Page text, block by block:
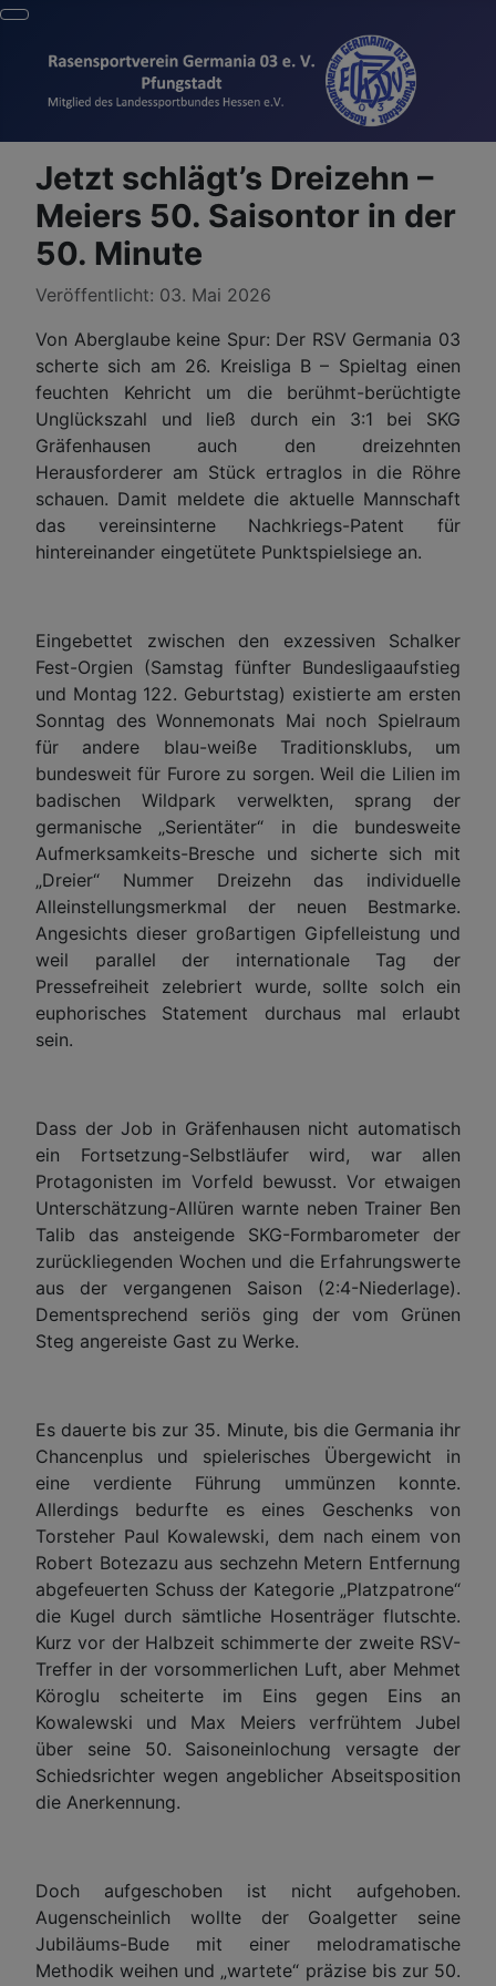
Jetzt schlägt’s Dreizehn –
Meiers 50. Saisontor in der
50. Minute
Details
Veröffentlicht: 03. Mai 2026
Von Aberglaube keine Spur: Der RSV Germania 03
scherte sich am 26. Kreisliga B – Spieltag einen
feuchten Kehricht um die berühmt-berüchtigte
Unglückszahl und ließ durch ein 3:1 bei SKG
Gräfenhausen auch den dreizehnten
Herausforderer am Stück ertraglos in die Röhre
schauen. Damit meldete die aktuelle Mannschaft
das vereinsinterne Nachkriegs-Patent für
hintereinander eingetütete Punktspielsiege an.
Eingebettet zwischen den exzessiven Schalker
Fest-Orgien (Samstag fünfter Bundesligaaufstieg
und Montag 122. Geburtstag) existierte am ersten
Sonntag des Wonnemonats Mai noch Spielraum
für andere blau-weiße Traditionsklubs, um
bundesweit für Furore zu sorgen. Weil die Lilien im
badischen Wildpark verwelkten, sprang der
germanische „Serientäter“ in die bundesweite
Aufmerksamkeits-Bresche und sicherte sich mit
„Dreier“ Nummer Dreizehn das individuelle
Alleinstellungsmerkmal der neuen Bestmarke.
Angesichts dieser großartigen Gipfelleistung und
weil parallel der internationale Tag der
Pressefreiheit zelebriert wurde, sollte solch ein
euphorisches Statement durchaus mal erlaubt
sein.
Dass der Job in Gräfenhausen nicht automatisch
ein Fortsetzung-Selbstläufer wird, war allen
Protagonisten im Vorfeld bewusst. Vor etwaigen
Unterschätzung-Allüren warnte neben Trainer Ben
Talib das ansteigende SKG-Formbarometer der
zurückliegenden Wochen und die Erfahrungswerte
aus der vergangenen Saison (2:4-Niederlage).
Dementsprechend seriös ging der vom Grünen
Steg angereiste Gast zu Werke.
Es dauerte bis zur 35. Minute, bis die Germania ihr
Chancenplus und spielerisches Übergewicht in
eine verdiente Führung ummünzen konnte.
Allerdings bedurfte es eines Geschenks von
Torsteher Paul Kowalewski, dem nach einem von
Robert Botezazu aus sechzehn Metern Entfernung
abgefeuerten Schuss der Kategorie „Platzpatrone“
die Kugel durch sämtliche Hosenträger flutschte.
Kurz vor der Halbzeit schimmerte der zweite RSV-
Treffer in der vorsommerlichen Luft, aber Mehmet
Köroglu scheiterte im Eins gegen Eins an
Kowalewski und Max Meiers verfrühtem Jubel
über seine 50. Saisoneinlochung versagte der
Schiedsrichter wegen angeblicher Abseitsposition
die Anerkennung.
Doch aufgeschoben ist nicht aufgehoben.
Augenscheinlich wollte der Goalgetter seine
Jubiläums-Bude mit einer melodramatische
Methodik weihen und „wartete“ präzise bis zur 50.